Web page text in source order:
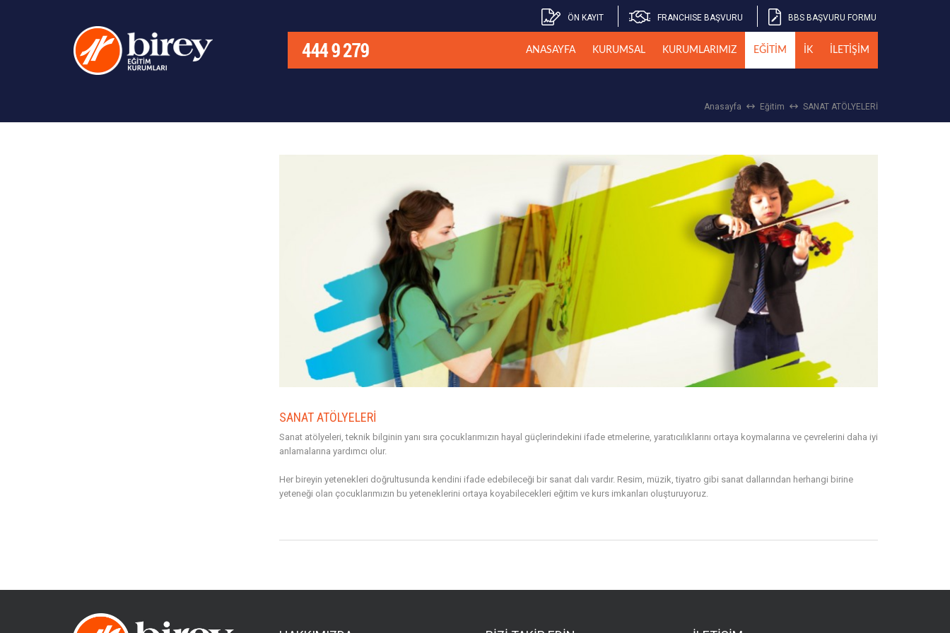
BBS BAŞVURU FORMU
FRANCHISE BAŞVURU
ÖN KAYIT
ANASAYFA KURUMSAL KURUMLARIMIZ EĞİTİM İK İLETİŞİM
Anasayfa Eğitim SANAT ATÖLYELERİ
SANAT ATÖLYELERİ
Sanat atölyeleri, teknik bilginin yanı sıra çocuklarımızın hayal güçlerindekini ifade etmelerine, yaratıcılıklarını ortaya koymalarına ve çevrelerini daha iyi
anlamalarına yardımcı olur.
Her bireyin yetenekleri doğrultusunda kendini ifade edebileceği bir sanat dalı vardır. Resim, müzik, tiyatro gibi sanat dallarından herhangi birine
yeteneği olan çocuklarımızın bu yeteneklerini ortaya koyabilecekleri eğitim ve kurs imkanları oluşturuyoruz.